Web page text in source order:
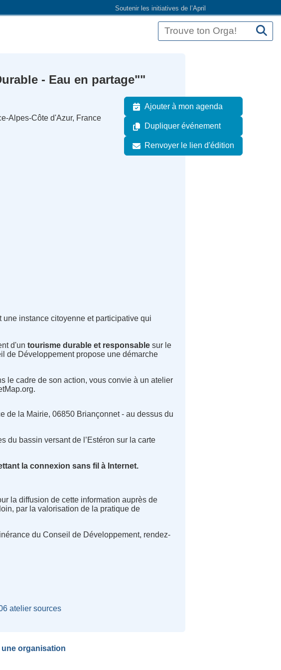
Soutenir les initiatives de l’April
- Eau en partage""
Ajouter à mon agenda
Dupliquer événement
Renvoyer le lien d'édition
Alpes-Côte d'Azur, France
instance citoyenne et participative qui
d'untourisme durable et responsable sur le
de Développement propose une démarche
le cadre de son action, vous convie à un atelier
de la Mairie, 06850 Briançonnet - au dessus du
du bassin versant de l’Estéron sur la carte
la connexion sans fil à Internet.
la diffusion de cette information auprès de
par la valorisation de la pratique de
du Conseil de Développement, rendez-
atelier sources
organisation